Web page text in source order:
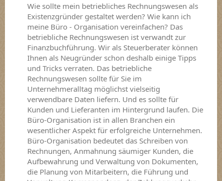
Wie sollte mein betriebliches Rechnungswesen als
Existenzgründer gestaltet werden? Wie kann ich
meine Büro - Organisation vereinfachen? Das
betriebliche Rechnungswesen ist verwandt zur
Finanzbuchführung. Wir als Steuerberater können
Ihnen als Neugründer schon deshalb einige Tipps
und Tricks verraten. Das betriebliche
Rechnungswesen sollte für Sie im
Unternehmeralltag möglichst vielseitig
verwendbare Daten liefern. Und es sollte für
Kunden und Lieferanten im Hintergrund laufen. Die
Büro-Organisation ist in allen Branchen ein
wesentlicher Aspekt für erfolgreiche Unternehmen.
Büro-Organisation bedeutet das Schreiben von
Rechnungen, Anmahnung säumiger Kunden, die
Aufbewahrung und Verwaltung von Dokumenten,
die Planung von Mitarbeitern, die Führung und